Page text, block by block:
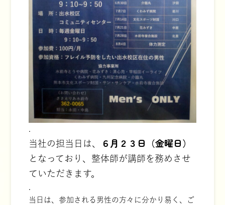
当社の担当日は、 ６月２３日（金曜日）
となっており、整体師が講師を務めさせ
ていただきます。
当日は、参加される男性の方々に分かり易く、ご